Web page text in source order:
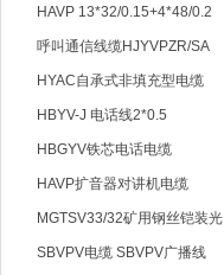
HAVP 13*32/0.15+4*48/0.2
呼叫通信线缆HJYVPZR/SA
HYAC自承式非填充型电缆
HBYV-J 电话线2*0.5
HBGYV铁芯电话电缆
HAVP扩音器对讲机电缆
MGTSV33/32矿用钢丝铠装光
缆
SBVPV电缆 SBVPV广播线